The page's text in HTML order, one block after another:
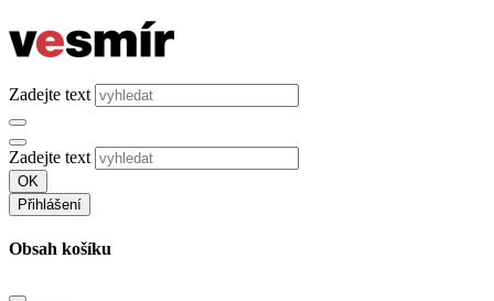
Zadejte text
Zadejte text
OK
Přihlášení
Obsah košíku